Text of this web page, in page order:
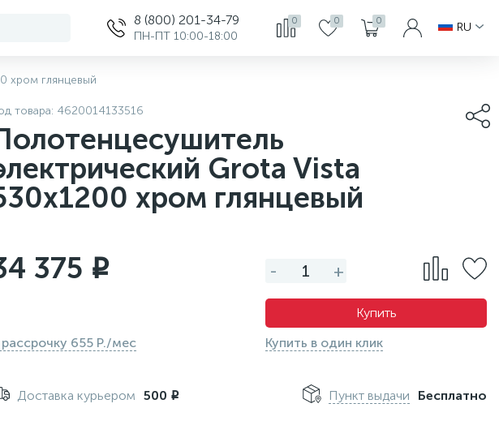
8 (800) 201-34-79
ПН-ПТ 10:00-18:00
0 0 0 RU
хром глянцевый
товара: 4620014133516
Grota Vista
хром глянцевый
375 i
рассрочку 655 Р./мес
- +
Купить
Купить в один клик
Доставка курьером 500 i Пункт выдачи Бесплатно